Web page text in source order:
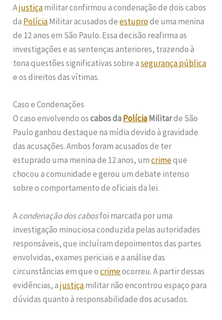
Ajustiçamilitar confirmou a condenação de dois cabos
da PolíciaMilitar acusados deestuprode uma menina
de 12 anos em São Paulo. Essa decisão reafirma as
investigações e as sentenças anteriores, trazendo à
tona questões significativas sobre asegurança pública
e os direitos das vítimas.
Caso e Condenações
O caso envolvendo oscabos daPolíciaMilitarde São
Paulo ganhou destaque na mídia devido à gravidade
das acusações. Ambos foram acusados de ter
estuprado uma menina de 12 anos, umcrimeque
chocou a comunidade e gerou um debate intenso
sobre o comportamento de oficiais da lei.
Acondenação dos cabosfoi marcada por uma
investigação minuciosa conduzida pelas autoridades
responsáveis, que incluíram depoimentos das partes
envolvidas, exames periciais e a análise das
circunstâncias em que ocrimeocorreu. A partir dessas
evidências, ajustiçamilitar não encontrou espaço para
dúvidas quanto à responsabilidade dos acusados.